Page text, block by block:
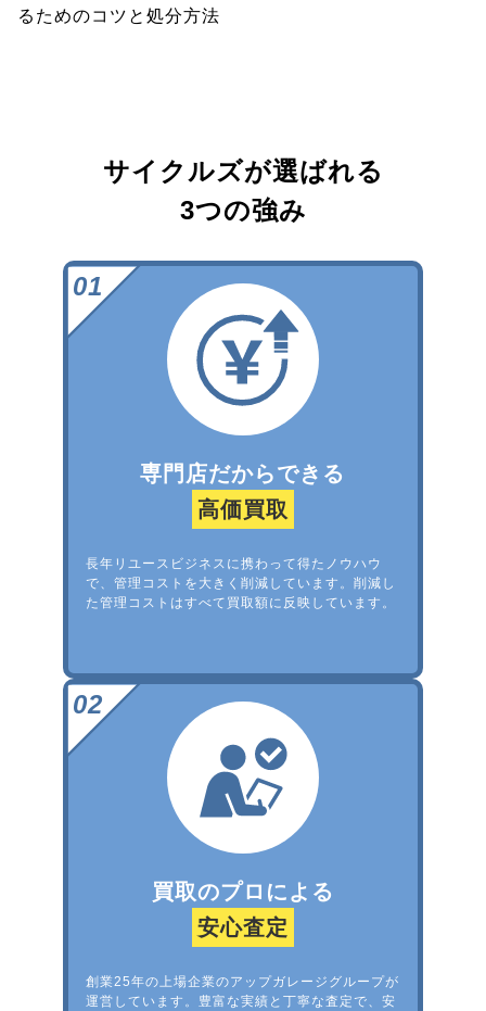
るためのコツと処分方法
サイクルズが選ばれる
3つの強み
専門店だからできる
高価買取
長年リユースビジネスに携わって得たノウハウ
で、管理コストを大きく削減しています。削減し
た管理コストはすべて買取額に反映しています。
買取のプロによる
安心査定
創業25年の上場企業のアップガレージグループが
運営しています。豊富な実績と丁寧な査定で、安